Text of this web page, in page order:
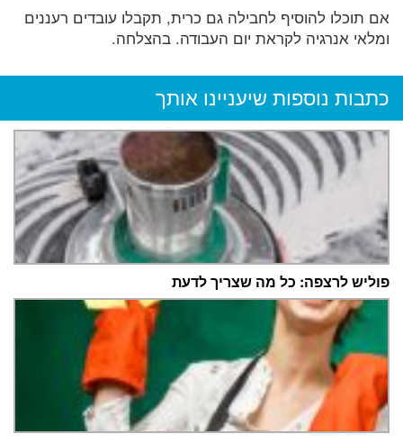
אם תוכלו להוסיף לחבילה גם כרית, תקבלו עובדים רעננים
ומלאי אנרגיה לקראת יום העבודה. בהצלחה.
כתבות נוספות שיעניינו אותך
פוליש לרצפה: כל מה שצריך לדעת